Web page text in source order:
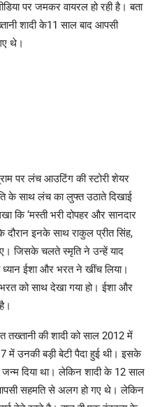
पर जमकर वायरल हो रही है। बता
शादी के11 साल बाद आपसी
थे।
पर लंच आउटिंग की स्टोरी शेयर
के साथ लंच का लुफ्त उठाते दिखाई
कि ‘मस्ती भरी दोपहर और सानदार
दौरान इनके साथ राकुल प्रीत सिंह,
जिसके चलते स्मृति ने उन्हें याद
ईशा और भरत ने खींच लिया।
को साथ देखा गया हो। ईशा और
की शादी को साल 2012 में
में उनकी बड़ी बेटी पैदा हुई थी। इसके
दिया था। लेकिन शादी के 12 साल
सहमति से अलग हो गए थे। लेकिन